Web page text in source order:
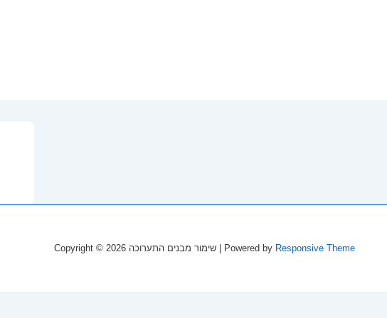
Copyright © 2026 שימור מבנים התערוכה | Powered by Responsive Theme